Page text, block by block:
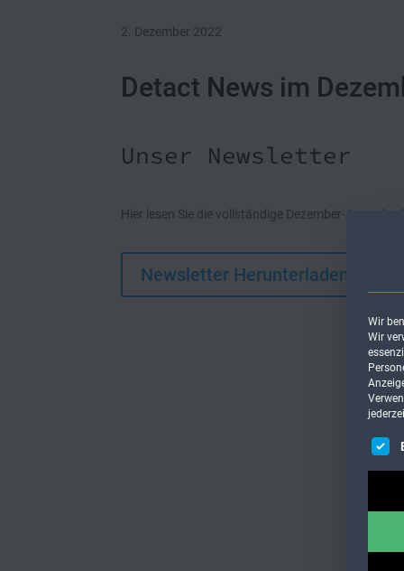
2. Dezember 2022
Detact News im
Unser Newsletter
Hier lesen Sie die vollständige Dezember-
Newsletter Herunterladen
Wir
Wir
Es